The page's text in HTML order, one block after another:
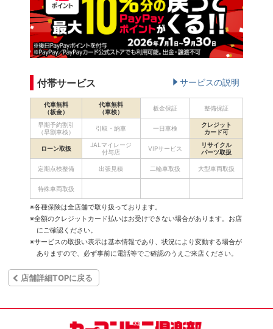
付帯サービス サービスの説明
代車無料
（板金）
代車無料
（車検）
板金保証 整備保証
早期予約割引
（早割車検）
引取・納車 一日車検
クレジット
カード可
ローン取扱
JALマイレージ
付与店
VIPサービス
リサイクル
パーツ取扱
定期点検整備 出張見積 二輪車取扱 大型車両取扱
特殊車両取扱
※各種保険は全店舗で取り扱っております。
※全額のクレジットカード払いはお受けできない場合があります。お店
にご確認ください。
※サービスの取扱い表示は基本情報であり、状況により変動する場合が
ありますので、必ず事前に電話等でご確認のうえご来店ください。
店舗詳細TOPに戻る